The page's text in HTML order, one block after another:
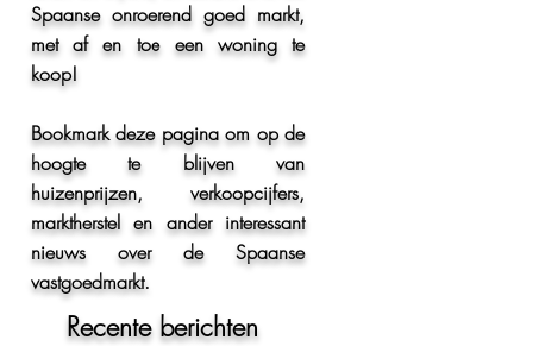
Spaanse onroerend goed markt,
met af en toe een woning te
koop!
Bookmark deze pagina om op de
hoogte te blijven van
huizenprijzen, verkoopcijfers,
marktherstel en ander interessant
nieuws over de Spaanse
vastgoedmarkt.
Recente berichten